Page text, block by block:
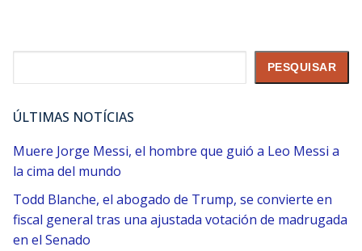
PESQUISAR
ÚLTIMAS NOTÍCIAS
Muere Jorge Messi, el ​hombre que guió a Leo Messi a
la cima del mundo
Todd Blanche, el abogado de Trump, se convierte en
fiscal general tras una ajustada votación de madrugada
en el Senado